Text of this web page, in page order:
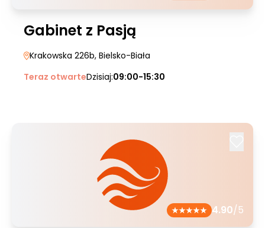
Gabinet z Pasją
Krakowska 226b, Bielsko-Biała
Teraz otwarteDzisiaj:09:00-15:30
4.90/5